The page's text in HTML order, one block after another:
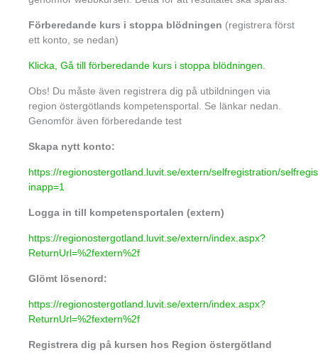
Förberedande kurs i stoppa blödningen (registrera först
ett konto, se nedan)
Klicka, Gå till förberedande kurs i stoppa blödningen.
Obs! Du måste även registrera dig på utbildningen via
region östergötlands kompetensportal. Se länkar nedan.
Genomför även förberedande test
Skapa nytt konto:
https://regionostergotland.luvit.se/extern/selfregistration/
inapp=1
Logga in till kompetensportalen (extern)
https://regionostergotland.luvit.se/extern/index.aspx?
ReturnUrl=%2fextern%2f
Glömt lösenord:
https://regionostergotland.luvit.se/extern/index.aspx?
ReturnUrl=%2fextern%2f
Registrera dig på kursen hos Region östergötland